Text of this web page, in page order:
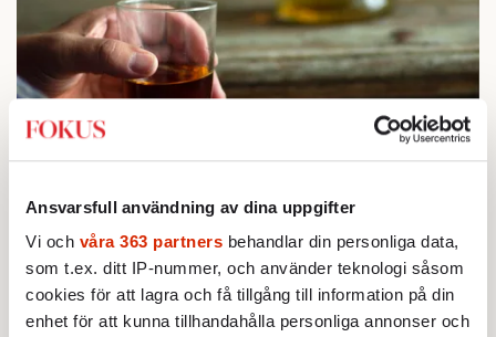
Ansvarsfull användning av dina uppgifter
Vi och våra 363 partners behandlar din personliga data,
som t.ex. ditt IP-nummer, och använder teknologi såsom
cookies för att lagra och få tillgång till information på din
enhet för att kunna tillhandahålla personliga annonser och
ursprungsbefolkningen i Filipstad
KRÖNIKA
2.Sakine Madon: Efter islamistdådet oroar sig
vänstern för Agnes Wold
STICKET
3.Dan Korn:Quisling, quislingar och sten i glashus